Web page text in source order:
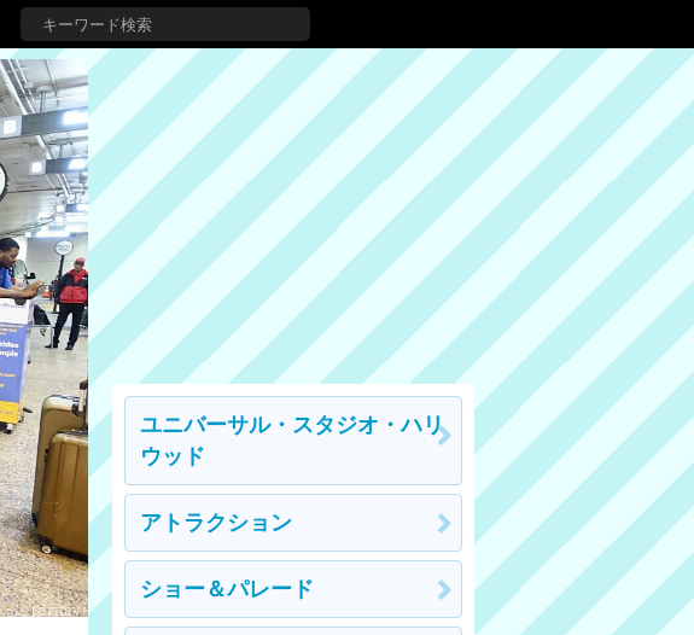
ユニバーサル・スタジオ・ハリ
ウッド
アトラクション
ショー＆パレード